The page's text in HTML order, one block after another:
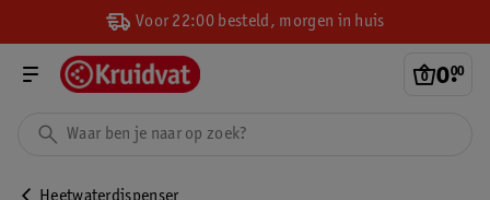
Voor 22:00 besteld, morgen in huis
0.
00